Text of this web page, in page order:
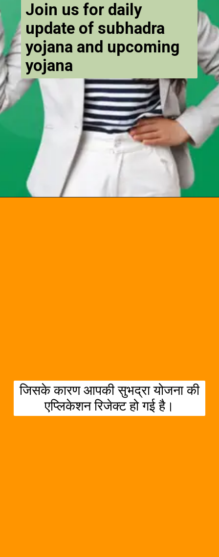
Join us for daily
update of subhadra
yojana and upcoming
yojana
जिसके कारण आपकी सुभद्रा योजना की
एप्लिकेशन रिजेक्ट हो गई है।